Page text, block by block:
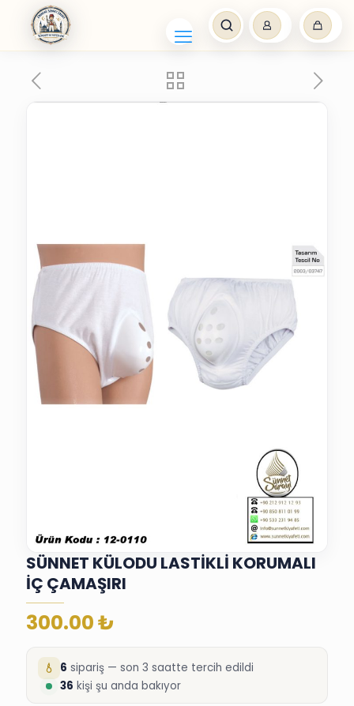
SÜNNET KÜLODU LASTİKLİ KORUMALI
İÇ ÇAMAŞIRI
300.00₺
6 sipariş — son 3 saatte tercih edildi
36 kişi şu anda bakıyor